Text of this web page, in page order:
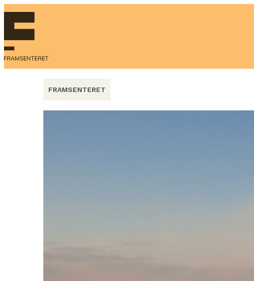
Hopp
innhold
FRAMSENTERET